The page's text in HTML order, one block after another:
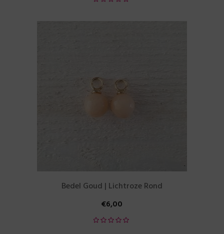
Bedel Goud | Lichtroze Rond
€6,00